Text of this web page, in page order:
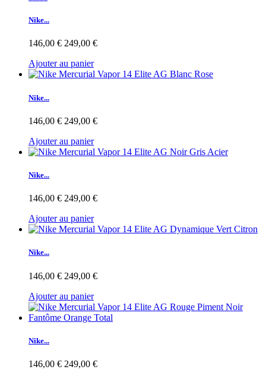
Nike...
146,00 € 249,00 €
Ajouter au panier
Nike...
146,00 € 249,00 €
Ajouter au panier
Nike...
146,00 € 249,00 €
Ajouter au panier
Nike...
146,00 € 249,00 €
Ajouter au panier
Nike...
146,00 € 249,00 €